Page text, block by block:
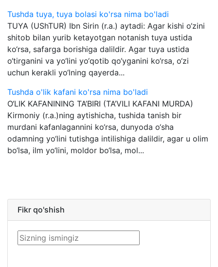
Tushda tuya, tuya bolasi ko'rsa nima bo'ladi
TUYA (UShTUR) Ibn Sirin (r.a.) aytadi: Agar kishi o‘zini
shitob bilan yurib ketayotgan notanish tuya ustida
ko‘rsa, safarga borishiga dalildir. Agar tuya ustida
o‘tirganini va yo‘lini yo‘qotib qo‘yganini ko‘rsa, o‘zi
uchun kerakli yo‘lning qayerda...
Tushda o'lik kafani ko'rsa nima bo'ladi
O‘LIK KAFANINING TA’BIRI (TA’VILI KAFANI MURDA)
Kirmoniy (r.a.)ning aytishicha, tushida tanish bir
murdani kafanlagannini ko‘rsa, dunyoda o‘sha
odamning yo‘lini tutishga intilishiga dalildir, agar u olim
bo‘lsa, ilm yo‘lini, moldor bo‘lsa, mol...
Fikr qo'shish